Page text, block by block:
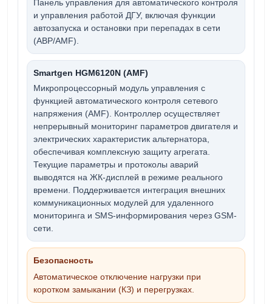
Панель управления для автоматического контроля
и управления работой ДГУ, включая функции
автозапуска и остановки при перепадах в сети
(АВР/AMF).
Smartgen HGM6120N (AMF)
Микропроцессорный модуль управления с
функцией автоматического контроля сетевого
напряжения (AMF). Контроллер осуществляет
непрерывный мониторинг параметров двигателя и
электрических характеристик альтернатора,
обеспечивая комплексную защиту агрегата.
Текущие параметры и протоколы аварий
выводятся на ЖК-дисплей в режиме реального
времени. Поддерживается интеграция внешних
коммуникационных модулей для удаленного
мониторинга и SMS-информирования через GSM-
сети.
Безопасность
Автоматическое отключение нагрузки при
коротком замыкании (КЗ) и перегрузках.